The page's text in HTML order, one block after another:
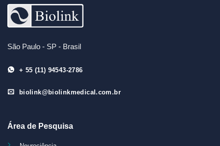
São Paulo - SP - Brasil
+ 55 (11) 94543-2786
biolink@biolinkmedical.com.br
Área de Pesquisa